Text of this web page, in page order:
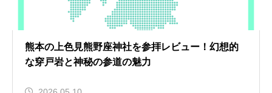
熊本の上色見熊野座神社を参拝レビュー！幻想的
な穿戸岩と神秘の参道の魅力